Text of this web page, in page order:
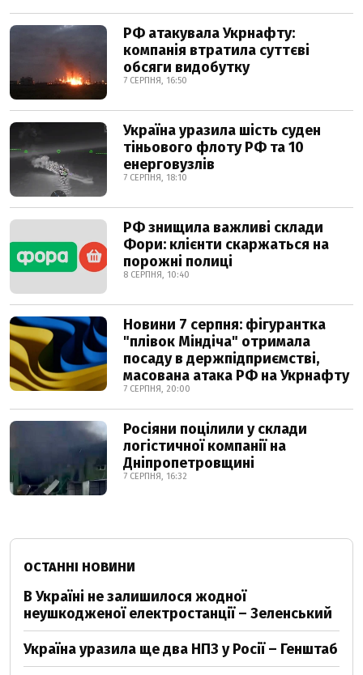
РФ атакувала Укрнафту:
компанія втратила суттєві
обсяги видобутку
7 СЕРПНЯ, 16:50
Україна уразила шість суден
тіньового флоту РФ та 10
енерговузлів
7 СЕРПНЯ, 18:10
РФ знищила важливі склади
Фори: клієнти скаржаться на
порожні полиці
8 СЕРПНЯ, 10:40
Новини 7 серпня: фігурантка
"плівок Міндіча" отримала
посаду в держпідприємстві,
масована атака РФ на Укрнафту
7 СЕРПНЯ, 20:00
Росіяни поцілили у склади
логістичної компанії на
Дніпропетровщині
7 СЕРПНЯ, 16:32
ОСТАННІ НОВИНИ
В Україні не залишилося жодної
неушкодженої електростанції – Зеленський
Україна уразила ще два НПЗ у Росії – Генштаб